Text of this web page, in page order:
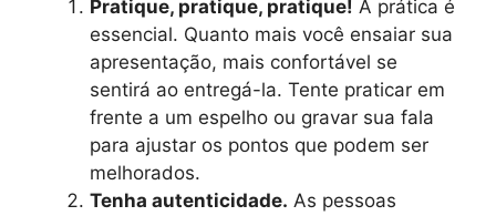
Pratique, pratique, pratique! A prática é
essencial. Quanto mais você ensaiar sua
apresentação, mais confortável se
sentirá ao entregá-la. Tente praticar em
frente a um espelho ou gravar sua fala
para ajustar os pontos que podem ser
melhorados.
Tenha autenticidade. As pessoas